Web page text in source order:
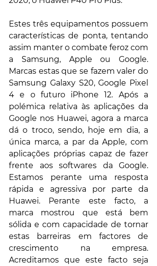
Estes três equipamentos possuem
características de ponta, tentando
assim manter o combate feroz com
a Samsung, Apple ou Google.
Marcas estas que se fazem valer do
Samsung Galaxy S20, Google Pixel
4 e o futuro iPhone 12. Após a
polémica relativa às aplicações da
Google nos Huawei, agora a marca
dá o troco, sendo, hoje em dia, a
única marca, a par da Apple, com
aplicações próprias capaz de fazer
frente aos softwares da Google.
Estamos perante uma resposta
rápida e agressiva por parte da
Huawei. Perante este facto, a
marca mostrou que está bem
sólida e com capacidade de tornar
estas barreiras em factores de
crescimento na empresa.
Acreditamos que este facto seja